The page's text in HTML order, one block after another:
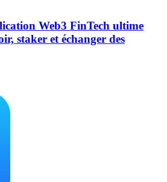
Web3 FinTech ultime
staker et échanger des